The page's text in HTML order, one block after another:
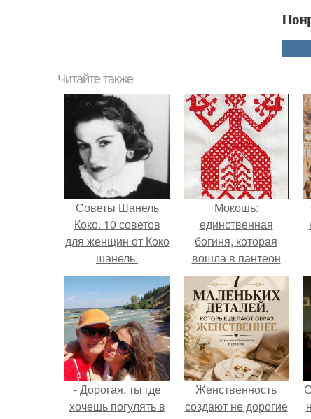
Читайте также
Советы Шанель
Коко. 10 советов
для женщин от Коко
шанель.
Мокошь:
единственная
богиня, которая
вошла в пантеон
князя Владимира.
- Дорогая, ты где
хочешь погулять в
Женственность
создают не дорогие